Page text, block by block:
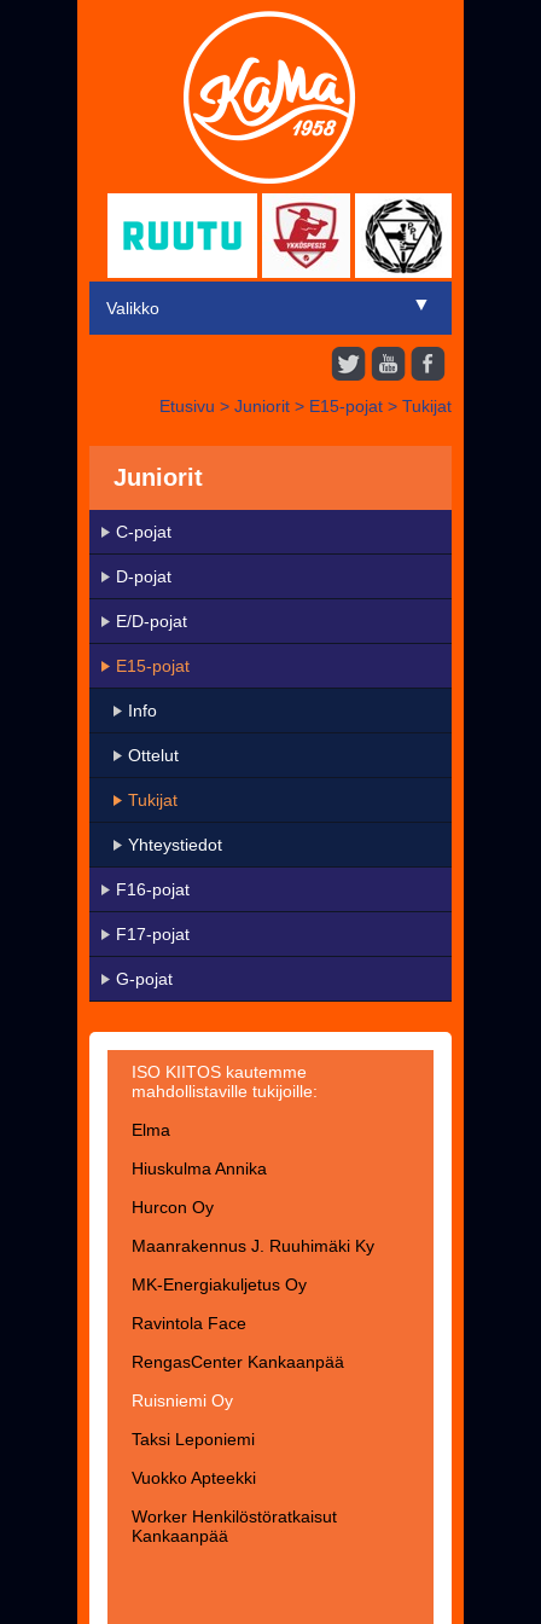
Valikko ▼
▼
KaMa-VIP
Yhteystiedot
Harrastetoiminta ▼
Uutiset
Pelissä mukana
Jäseneksi - Hanki oma KaMa-korttisi!
Etusivu > Juniorit > E15-pojat > Tukijat
Juniorit
C-pojat
D-pojat
E/D-pojat
E15-pojat
Info
Ottelut
Tukijat
Yhteystiedot
F16-pojat
F17-pojat
G-pojat
ISO KIITOS kautemme
mahdollistaville tukijoille:
Elma
Hiuskulma Annika
Hurcon Oy
Maanrakennus J. Ruuhimäki Ky
MK-Energiakuljetus Oy
Ravintola Face
RengasCenter Kankaanpää
Ruisniemi Oy
Taksi Leponiemi
Vuokko Apteekki
Worker Henkilöstöratkaisut
Kankaanpää